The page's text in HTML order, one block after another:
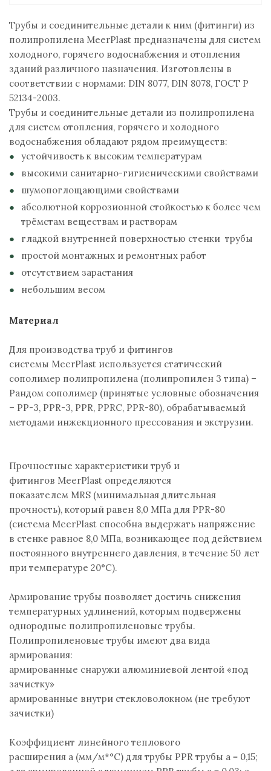
Трубы и соединительные детали к ним (фитинги) из
полипропилена MeerPlast предназначены для систем
холодного, горячего водоснабжения и отопления
зданий различного назначения. Изготовлены в
соответствии с нормами: DIN 8077, DIN 8078, ГОСТ P
52134-2003.
Трубы и соединительные детали из полипропилена
для систем отопления, горячего и холодного
водоснабжения обладают рядом преимуществ:
устойчивость к высоким температурам
высокими санитарно-гигиеническими свойствами
шумопоглощающими свойствами
абсолютной коррозионной стойкостью к более чем
трёмстам веществам и растворам
гладкой внутренней поверхностью стенки трубы
простой монтажных и ремонтных работ
отсутствием зарастания
небольшим весом
Материал
Для производства труб и фитингов
системы MeerPlast используется статический
сополимер полипропилена (полипропилен 3 типа) –
Рандом сополимер (принятые условные обозначения
– PP-3, PPR-3, PPR, PPRC, PPR-80), обрабатываемый
методами инжекционного прессования и экструзии.
Прочностные характеристики труб и
фитингов MeerPlast определяются
показателем MRS (минимальная длительная
прочность), который равен 8,0 МПа для PPR-80
(система MeerPlast способна выдержать напряжение
в стенке равное 8,0 МПа, возникающее под действием
постоянного внутреннего давления, в течение 50 лет
при температуре 20°С).
Армирование трубы позволяет достичь снижения
температурных удлинений, которым подвержены
однородные полипропиленовые трубы.
Полипропиленовые трубы имеют два вида
армирования:
армированные снаружи алюминиевой лентой «под
зачистку»
армированные внутри стекловолокном (не требуют
зачистки)
Коэффициент линейного теплового
расширения a (мм/м*°С) для трубы PPR трубы a = 0,15;